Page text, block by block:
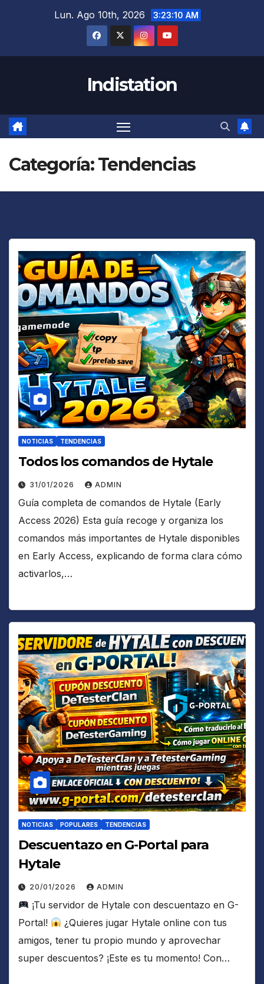
Lun. Ago 10th, 2026 3:23:12 AM
Indistation
Categoría:Tendencias
NOTICIAS TENDENCIAS
Todos los comandos de Hytale
31/01/2026 ADMIN
Guía completa de comandos de Hytale (Early
Access 2026) Esta guía recoge y organiza los
comandos más importantes de Hytale disponibles
en Early Access, explicando de forma clara cómo
activarlos,…
NOTICIAS POPULARES TENDENCIAS
Descuentazo en G-Portal para
Hytale
20/01/2026 ADMIN
¡Tu servidor de Hytale con descuentazo en G-
Portal!
¿Quieres jugar Hytale online con tus
amigos, tener tu propio mundo y aprovechar
super descuentos? ¡Este es tu momento! Con…